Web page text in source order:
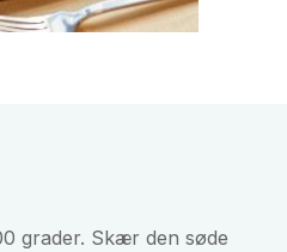
grader. Skær den søde